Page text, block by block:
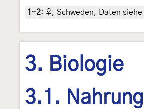
1-2: ♀, Schweden, Daten
3. Biologie
3.1.